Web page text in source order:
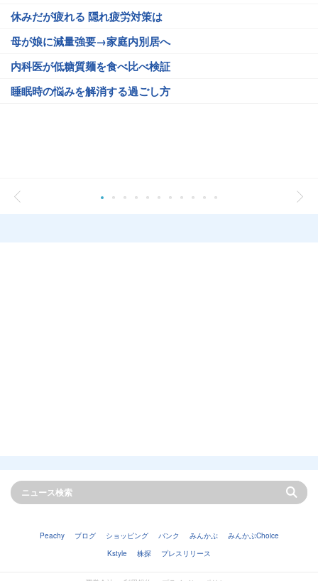
休みだが疲れる 隠れ疲労対策は
母が娘に減量強要→家庭内別居へ
内科医が低糖質麺を食べ比べ検証
睡眠時の悩みを解消する過ごし方
Peachy ブログ ショッピング バンク みんかぶ
みんかぶChoice
Kstyle
株探 プレスリリース